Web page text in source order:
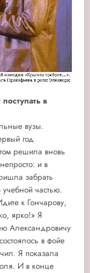
в
вузы.
год
решила вновь
и в
забрать
частью.
к Гончарову,
ярко!» Я
Александровичу
в фойе
Я показала
И в конце